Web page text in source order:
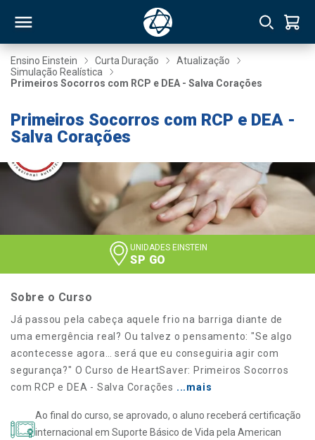
Ensino Einstein Curta Duração
Atualização
Simulação Realística
Primeiros Socorros com RCP e DEA - Salva Corações
Primeiros Socorros com RCP e DEA -
Salva Corações
UNIDADES EINSTEIN
SP GO
Sobre o Curso
Já passou pela cabeça aquele frio na barriga diante de
uma emergência real? Ou talvez o pensamento: "Se algo
acontecesse agora… será que eu conseguiria agir com
segurança?" O Curso de HeartSaver: Primeiros Socorros
com RCP e DEA - Salva Corações ...mais
Ao final do curso, se aprovado, o aluno receberá certificação
internacional em Suporte Básico de Vida pela American